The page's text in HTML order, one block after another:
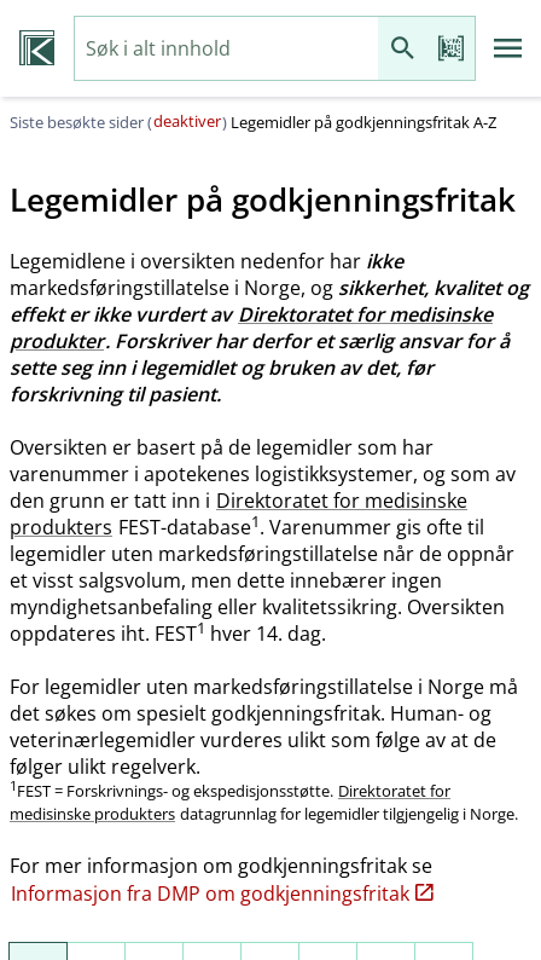
Siste besøkte sider (deaktiver) Legemidler på godkjenningsfritak A-Z
Legemidler på godkjenningsfritak
Legemidlene i oversikten nedenfor har ikke
markedsføringstillatelse i Norge, og sikkerhet, kvalitet og
effekt er ikke vurdert avDirektoratet for medisinske
produkter. Forskriver har derfor et særlig ansvar for å
sette seg inn i legemidlet og bruken av det, før
forskrivning til pasient.
Oversikten er basert på de legemidler som har
varenummer i apotekenes logistikksystemer, og som av
den grunn er tatt inn i Direktoratet for medisinske
produkters FEST-database1. Varenummer gis ofte til
legemidler uten markedsføringstillatelse når de oppnår
et visst salgsvolum, men dette innebærer ingen
myndighetsanbefaling eller kvalitetssikring. Oversikten
oppdateres iht. FEST1 hver 14. dag.
For legemidler uten markedsføringstillatelse i Norge må
det søkes om spesielt godkjenningsfritak. Human- og
veterinærlegemidler vurderes ulikt som følge av at de
følger ulikt regelverk.
1 FEST = Forskrivnings- og ekspedisjonsstøtte. Direktoratet for
medisinske produkters datagrunnlag for legemidler tilgjengelig i Norge.
For mer informasjon om godkjenningsfritak se
Informasjon fra DMP om godkjenningsfritak